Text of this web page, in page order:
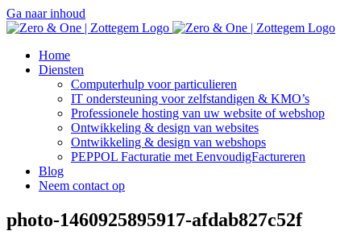
Ga naar inhoud
Home
Diensten
Computerhulp voor particulieren
IT ondersteuning voor zelfstandigen & KMO’s
Professionele hosting van uw website of webshop
Ontwikkeling & design van websites
Ontwikkeling & design van webshops
PEPPOL Facturatie met EenvoudigFactureren
Blog
Neem contact op
photo-1460925895917-afdab827c52f